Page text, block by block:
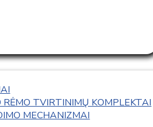
RĖMO TVIRTINIMŲ KOMPLEKTAI
MECHANIZMAI